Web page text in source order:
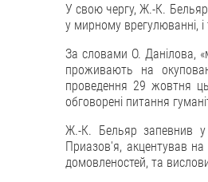
У свою чергу, Ж.-К.
у мирному врегулюванні, і
За словами О. Данілова,
проживають на
проведення 29 жовтня
обговорені питання
Ж.-К. Бельяр запевнив у
Приазов'я, акцентував
домовленостей, та